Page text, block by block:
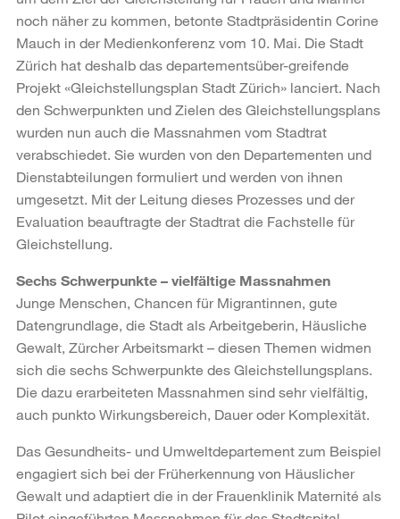
noch näher zu kommen, betonte Stadtpräsidentin Corine
Mauch in der Medienkonferenz vom 10. Mai. Die Stadt
Zürich hat deshalb das departementsüber-greifende
Projekt «Gleichstellungsplan Stadt Zürich» lanciert. Nach
den Schwerpunkten und Zielen des Gleichstellungsplans
wurden nun auch die Massnahmen vom Stadtrat
verabschiedet. Sie wurden von den Departementen und
Dienstabteilungen formuliert und werden von ihnen
umgesetzt. Mit der Leitung dieses Prozesses und der
Evaluation beauftragte der Stadtrat die Fachstelle für
Gleichstellung.
Sechs Schwerpunkte – vielfältige Massnahmen
Junge Menschen, Chancen für Migrantinnen, gute
Datengrundlage, die Stadt als Arbeitgeberin, Häusliche
Gewalt, Zürcher Arbeitsmarkt – diesen Themen widmen
sich die sechs Schwerpunkte des Gleichstellungsplans.
Die dazu erarbeiteten Massnahmen sind sehr vielfältig,
auch punkto Wirkungsbereich, Dauer oder Komplexität.
Das Gesundheits- und Umweltdepartement zum Beispiel
engagiert sich bei der Früherkennung von Häuslicher
Gewalt und adaptiert die in der Frauenklinik Maternité als